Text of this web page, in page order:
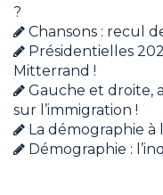
?
Chansons : recul
Présidentielles
Mitterrand !
Gauche et droite,
sur l’immigration !
La démographie à
Démographie :